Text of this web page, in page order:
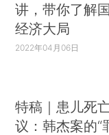
讲，带你了解
经济大局
2022年04月06日
特稿｜患儿死
议：韩杰案的“